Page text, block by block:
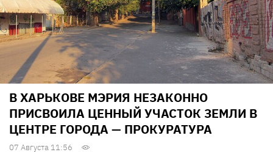
В ХАРЬКОВЕ МЭРИЯ НЕЗАКОННО
ПРИСВОИЛА ЦЕННЫЙ УЧАСТОК ЗЕМЛИ В
ЦЕНТРЕ ГОРОДА — ПРОКУРАТУРА
07 Августа 11:56